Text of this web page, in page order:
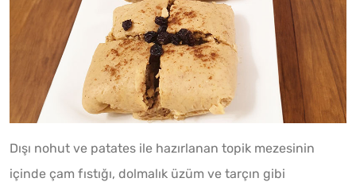
Dışı nohut ve patates ile hazırlanan topik mezesinin
içinde çam fıstığı, dolmalık üzüm ve tarçın gibi